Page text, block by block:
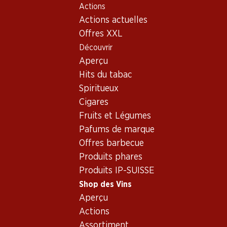
Actions
Actions actuelles
Offres XXL
Découvrir
Aperçu
Hits du tabac
Spiritueux
Cigares
Fruits et Légumes
Pafums de marque
Offres barbecue
Produits phares
Produits IP-SUISSE
Shop des Vins
Aperçu
Actions
Shop des Vins
France
Bordeaux
Château Phélan-Ségur
Château Phélan-Ségur
France,Bordeaux, 2009